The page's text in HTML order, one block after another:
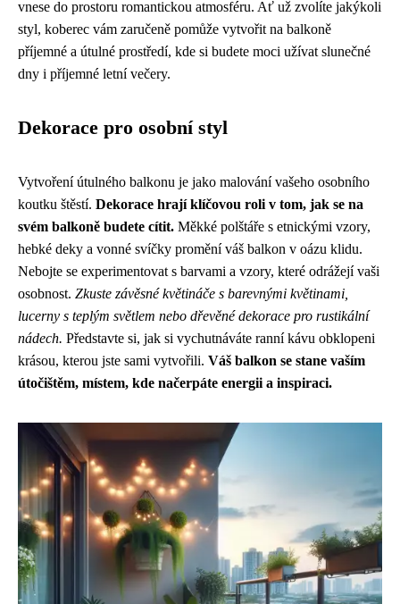
vnese do prostoru romantickou atmosféru. Ať už zvolíte jakýkoli
styl, koberec vám zaručeně pomůže vytvořit na balkoně
příjemné a útulné prostředí, kde si budete moci užívat slunečné
dny i příjemné letní večery.
Dekorace pro osobní styl
Vytvoření útulného balkonu je jako malování vašeho osobního
koutku štěstí. Dekorace hrají klíčovou roli v tom, jak se na
svém balkoně budete cítit. Měkké polštáře s etnickými vzory,
hebké deky a vonné svíčky promění váš balkon v oázu klidu.
Nebojte se experimentovat s barvami a vzory, které odrážejí vaši
osobnost. Zkuste závěsné květináče s barevnými květinami,
lucerny s teplým světlem nebo dřevěné dekorace pro rustikální
nádech. Představte si, jak si vychutnáváte ranní kávu obklopeni
krásou, kterou jste sami vytvořili. Váš balkon se stane vaším
útočištěm, místem, kde načerpáte energii a inspiraci.